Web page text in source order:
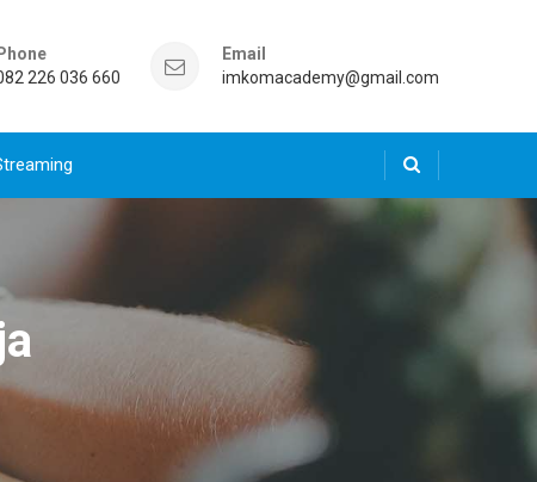
Phone
226 036 660
Email
imkomacademy@gmail.com